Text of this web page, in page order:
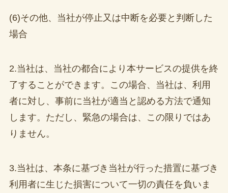
(6)その他、当社が停止又は中断を必要と判断した
場合
2.当社は、当社の都合により本サービスの提供を終
了することができます。この場合、当社は、利用
者に対し、事前に当社が適当と認める方法で通知
します。ただし、緊急の場合は、この限りではあ
りません。
3.当社は、本条に基づき当社が行った措置に基づき
利用者に生じた損害について一切の責任を負いま